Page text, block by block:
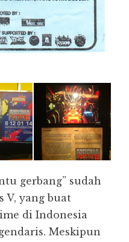
gerbang” sudah
V, yang buat
di Indonesia
Meskipun